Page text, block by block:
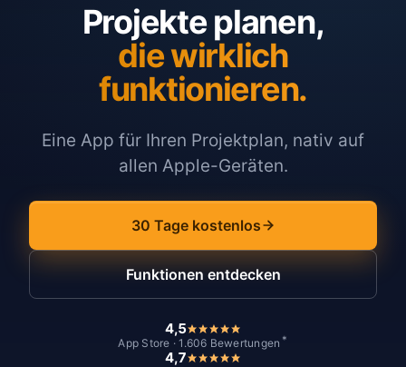
Projekte planen,
die wirklich
funktionieren.
Eine App für Ihren Projektplan, nativ auf
allen Apple-Geräten.
30 Tage kostenlos
Funktionen entdecken
4,5
App Store · 1.606 Bewertungen *
4,7